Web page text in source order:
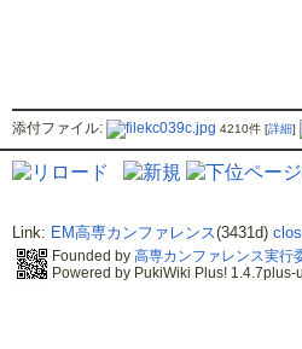
添付ファイル: kc039c.jpg 4210件 [詳細]
Link: EM高専カンファレンス(3431d)
Founded by 高専カンファレンス実行
Powered by PukiWiki Plus!